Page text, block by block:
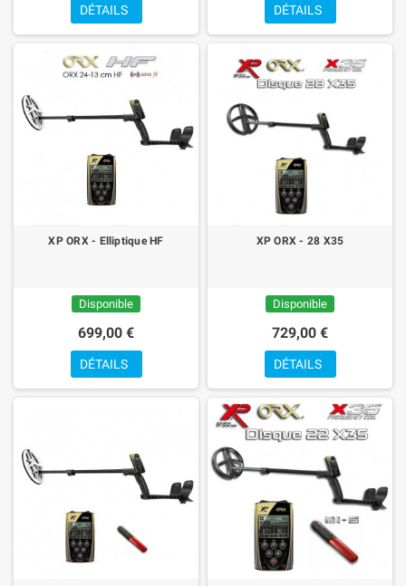
DÉTAILS DÉTAILS
XP ORX - Elliptique HF
Disponible
699,00 €
DÉTAILS
XP ORX - 28 X35
Disponible
729,00 €
DÉTAILS